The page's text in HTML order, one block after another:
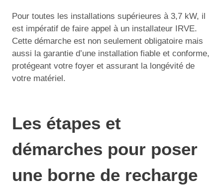
Pour toutes les installations supérieures à 3,7 kW, il
est impératif de faire appel à un installateur IRVE.
Cette démarche est non seulement obligatoire mais
aussi la garantie d’une installation fiable et conforme,
protégeant votre foyer et assurant la longévité de
votre matériel.
Les étapes et
démarches pour poser
une borne de recharge